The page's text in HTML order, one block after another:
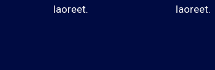
laoreet.
laoreet.